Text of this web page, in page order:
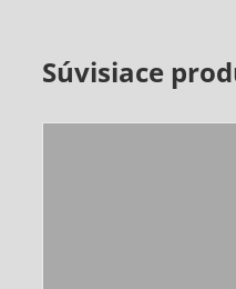
Súvisiace